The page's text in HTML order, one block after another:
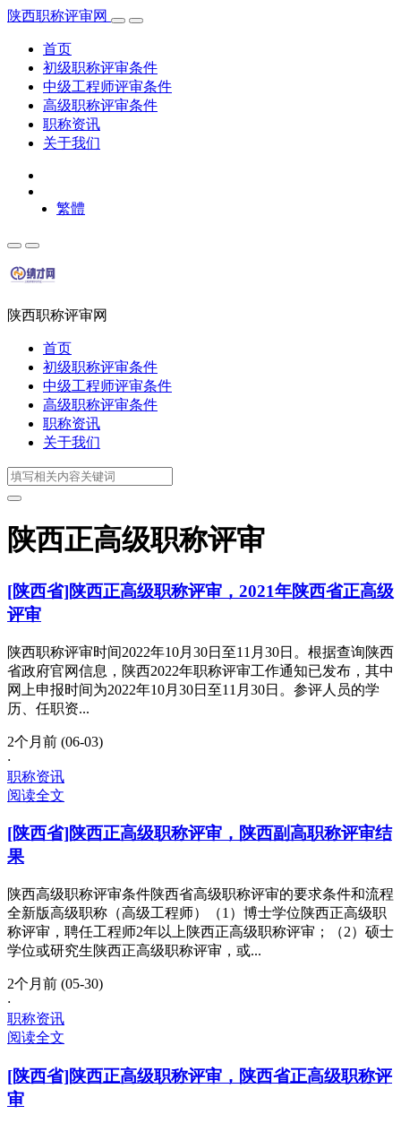
陕西职称评审网
首页
初级职称评审条件
中级工程师评审条件
高级职称评审条件
职称资讯
关于我们
繁體
陕西职称评审网
首页
初级职称评审条件
中级工程师评审条件
高级职称评审条件
职称资讯
关于我们
陕西正高级职称评审
[陕西省]陕西正高级职称评审，2021年陕西省正高级
评审
陕西职称评审时间2022年10月30日至11月30日。根据查询陕西
省政府官网信息，陕西2022年职称评审工作通知已发布，其中
网上申报时间为2022年10月30日至11月30日。参评人员的学
历、任职资...
2个月前 (06-03)
·
职称资讯
阅读全文
[陕西省]陕西正高级职称评审，陕西副高职称评审结
果
陕西高级职称评审条件陕西省高级职称评审的要求条件和流程
全新版高级职称（高级工程师）（1）博士学位陕西正高级职
称评审，聘任工程师2年以上陕西正高级职称评审；（2）硕士
学位或研究生陕西正高级职称评审，或...
2个月前 (05-30)
·
职称资讯
阅读全文
[陕西省]陕西正高级职称评审，陕西省正高级职称评
审